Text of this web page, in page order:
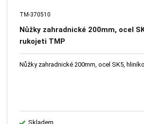
TM-370510
Nůžky zahradnické 200mm, ocel
rukojeti TMP
Nůžky zahradnické 200mm, ocel SK5,
Skladem